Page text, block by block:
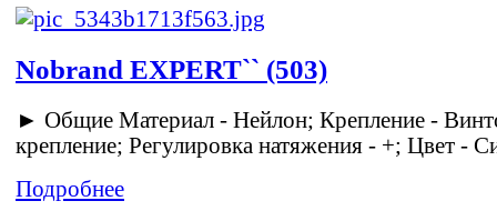
Nobrand EXPERT`` (503)
► Общие Материал - Нейлон; Крепление -
крепление; Регулировка натяжения - +; Цвет -
Подробнее